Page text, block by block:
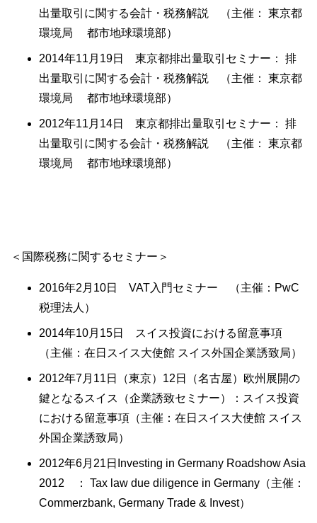
出量取引に関する会計・税務解説 （主催： 東京都
環境局 都市地球環境部）
2014年11月19日 東京都排出量取引セミナー： 排
出量取引に関する会計・税務解説 （主催： 東京都
環境局 都市地球環境部）
2012年11月14日 東京都排出量取引セミナー： 排
出量取引に関する会計・税務解説 （主催： 東京都
環境局 都市地球環境部）
＜国際税務に関するセミナー＞
2016年2月10日 VAT入門セミナー （主催：PwC
税理法人）
2014年10月15日 スイス投資における留意事項
（主催：在日スイス大使館 スイス外国企業誘致局）
2012年7月11日（東京）12日（名古屋）欧州展開の
鍵となるスイス（企業誘致セミナー）：スイス投資
における留意事項（主催：在日スイス大使館 スイス
外国企業誘致局）
2012年6月21日Investing in Germany Roadshow Asia
2012 ： Tax law due diligence in Germany（主催：
Commerzbank, Germany Trade & Invest）